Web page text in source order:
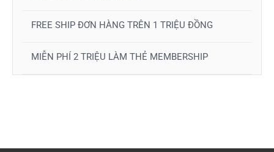
FREE SHIP ĐƠN HÀNG TRÊN 1 TRIỆU ĐỒNG
MIỄN PHÍ 2 TRIỆU LÀM THẺ MEMBERSHIP